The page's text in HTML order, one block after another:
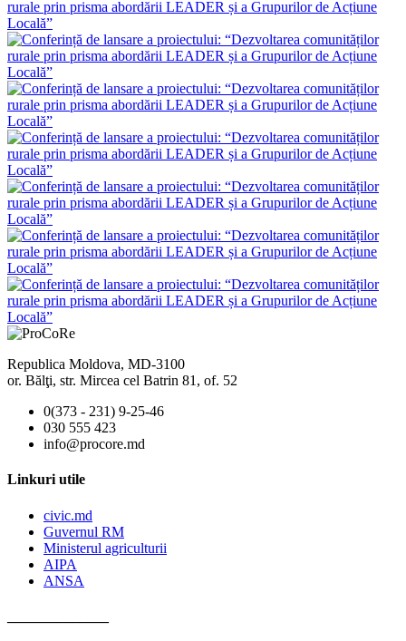
Republica Moldova, MD-3100
or. Bălţi, str. Mircea cel Batrin 81, of. 52
0(373 - 231) 9-25-46
030 555 423
info@procore.md
Linkuri utile
civic.md
Guvernul RM
Ministerul agriculturii
AIPA
ANSA